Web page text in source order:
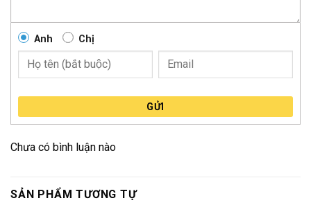
Anh Chị
GỬI
Chưa có bình luận nào
SẢN PHẨM TƯƠNG TỰ